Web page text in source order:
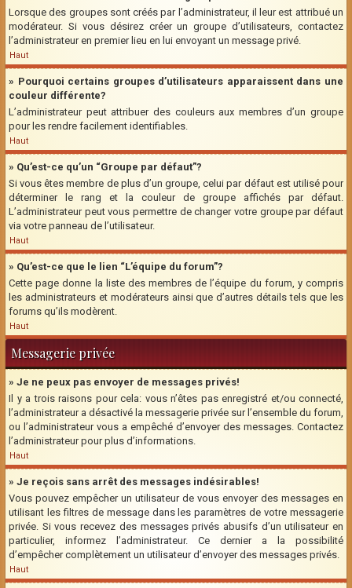
Lorsque des groupes sont créés par l’administrateur, il leur est attribué un
modérateur. Si vous désirez créer un groupe d’utilisateurs, contactez
l’administrateur en premier lieu en lui envoyant un message privé.
Haut
» Pourquoi certains groupes d’utilisateurs apparaissent dans une
couleur différente?
L’administrateur peut attribuer des couleurs aux membres d’un groupe
pour les rendre facilement identifiables.
Haut
» Qu’est-ce qu’un “Groupe par défaut”?
Si vous êtes membre de plus d’un groupe, celui par défaut est utilisé pour
déterminer le rang et la couleur de groupe affichés par défaut.
L’administrateur peut vous permettre de changer votre groupe par défaut
via votre panneau de l’utilisateur.
Haut
» Qu’est-ce que le lien “L’équipe du forum”?
Cette page donne la liste des membres de l’équipe du forum, y compris
les administrateurs et modérateurs ainsi que d’autres détails tels que les
forums qu’ils modèrent.
Haut
Messagerie privée
» Je ne peux pas envoyer de messages privés!
Il y a trois raisons pour cela: vous n’êtes pas enregistré et/ou connecté,
l’administrateur a désactivé la messagerie privée sur l’ensemble du forum,
ou l’administrateur vous a empêché d’envoyer des messages. Contactez
l’administrateur pour plus d’informations.
Haut
» Je reçois sans arrêt des messages indésirables!
Vous pouvez empêcher un utilisateur de vous envoyer des messages en
utilisant les filtres de message dans les paramètres de votre messagerie
privée. Si vous recevez des messages privés abusifs d’un utilisateur en
particulier, informez l’administrateur. Ce dernier a la possibilité
d’empêcher complètement un utilisateur d’envoyer des messages privés.
Haut